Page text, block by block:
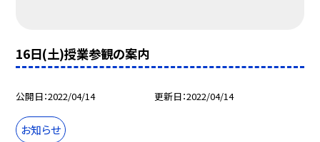
16日(土)授業参観の案内
公開日 2022/04/14 更新日 2022/04/14
お知らせ